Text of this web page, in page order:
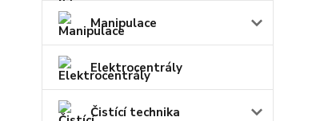
Manipulace
Elektrocentrály
Čistící technika